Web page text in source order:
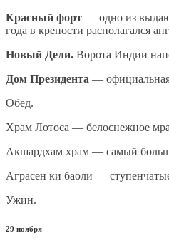
Красный форт — одно из
года в крепости располагался
Новый Дели. Ворота Индии
Дом Президента —
Обед.
Храм Лотоса — белоснежное
Акшардхам храм — самый
Аграсен ки баоли —
Ужин.
29 ноября